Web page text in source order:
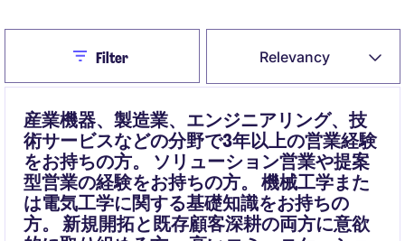
Relevancy
CloseFilter
産業機器、製造業、エンジニアリング、技
術サービスなどの分野で3年以上の営業経験
をお持ちの方。 ソリューション営業や提案
型営業の経験をお持ちの方。 機械工学また
は電気工学に関する基礎知識をお持ちの
方。 新規開拓と既存顧客深耕の両方に意欲